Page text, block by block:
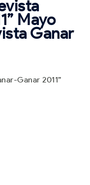
Mayo
Ganar
Ganar 2011”